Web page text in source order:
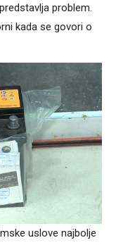
problem.
kada se govori o
uslove najbolje